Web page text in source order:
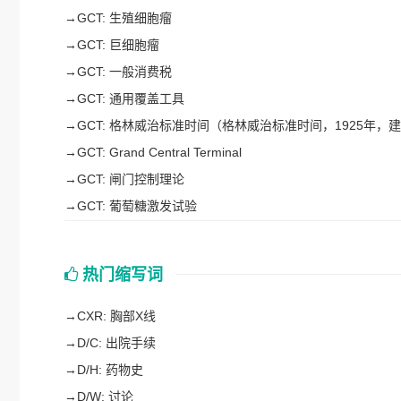
→GCT: 生殖细胞瘤
→GCT: 巨细胞瘤
→GCT: 一般消费税
→GCT: 通用覆盖工具
→GCT: 格林威治标准时间（格林威治标准时间，1925年，建
→GCT: Grand Central Terminal
→GCT: 闸门控制理论
→GCT: 葡萄糖激发试验
热门缩写词
→CXR: 胸部X线
→ D/C: 出院手续
→ D/H: 药物史
→ D/W: 讨论